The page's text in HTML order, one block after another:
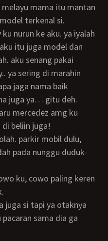
terkenal si.
itu juga model dan
aku senang pakai
ya sering di marahin
jaga nama baik
juga ya… gitu deh.
beliin juga!
pada nunggu duduk-
sama dia ga